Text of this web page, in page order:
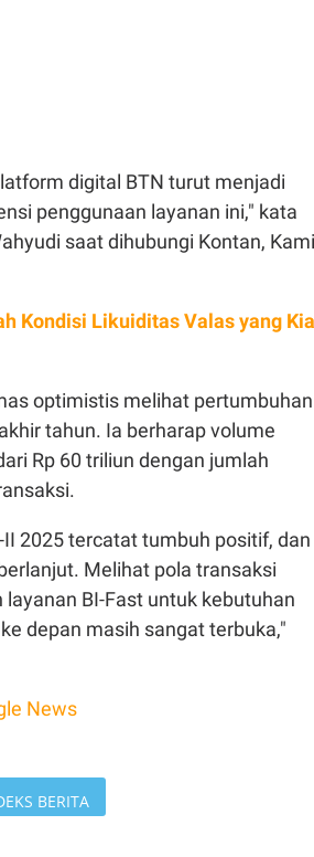
digital BTN turut menjadi
penggunaan layanan ini," kata
saat dihubungi Kontan,
Kondisi Likuiditas Valas yang
optimistis melihat pertumbuhan
tahun. Ia berharap volume
Rp 60 triliun dengan jumlah
2025 tercatat tumbuh positif, dan
Melihat pola transaksi
BI-Fast untuk kebutuhan
depan masih sangat terbuka,"
News
BERITA